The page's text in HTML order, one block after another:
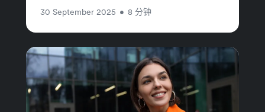
30 September 2025 • 8 分钟